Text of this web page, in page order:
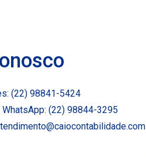
(22) 98841-5424
(22) 98844-3295